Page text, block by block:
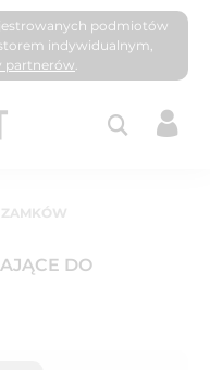
podmiotów
indywidualnym,
partnerów.
DO